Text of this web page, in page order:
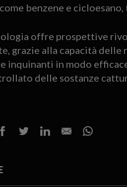
benzene e cicloesano,
offre prospettive
grazie alla capacità delle
inquinanti in modo
delle sostanze